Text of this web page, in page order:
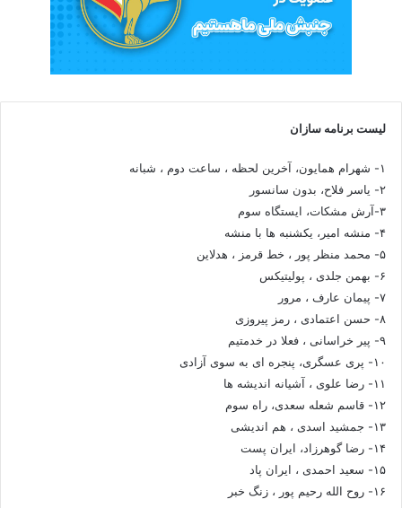
لیست برنامه سازان
۱- شهرام همایون، آخرین لحظه ، ساعت دوم ، شبانه
۲- یاسر فلاح، بدون سانسور
۳-آرش مشکات، ایستگاه سوم
۴- منشه امیر، یکشنبه ها با منشه
۵- محمد منظر پور ، خط قرمز ، هدلاین
۶- بهمن جلدی ، پولیتیکس
۷- پیمان عارف ، مرور
۸- حسن اعتمادی ، رمز پیروزی
۹- پیر خراسانی ، فعلا در خدمتیم
۱۰- پری عسگری، پنجره ای به سوی آزادی
۱۱- رضا علوی ، آشیانه اندیشه ها
۱۲- قاسم شعله سعدی، راه سوم
۱۳- جمشید اسدی ، هم اندیشی
۱۴- رضا گوهرزاد، ایران پست
۱۵- سعید احمدی ، ایران پاد
۱۶- روح الله رحیم پور ، زنگ خبر